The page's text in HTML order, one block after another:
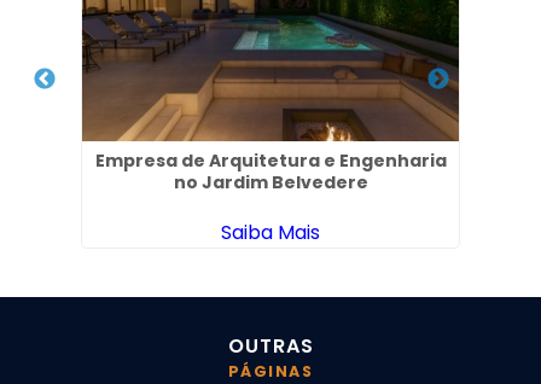
Empresa de Arquitetura e Engenharia
no Jardim Belvedere
Saiba Mais
OUTRAS
PÁGINAS